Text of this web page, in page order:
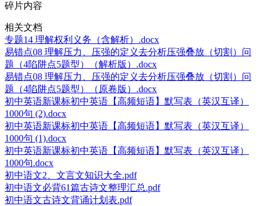
碎片内容
相关文档
专题14 理解权利义务（含解析）.docx
易错点08 理解压力、压强的定义去分析压强叠放（切割）问
题（4陷阱点5题型）（解析版）.docx
易错点08 理解压力、压强的定义去分析压强叠放（切割）问
题（4陷阱点5题型）（原卷版）.docx
初中英语新课标初中英语【高频短语】默写表（英汉互译）
1000句 (2).docx
初中英语新课标初中英语【高频短语】默写表（英汉互译）
1000句 (1).docx
初中英语新课标初中英语【高频短语】默写表（英汉互译）
1000句.docx
初中语文2、文言文知识大全.pdf
初中语文必背61篇古诗文整理汇总.pdf
初中语文古诗文背诵计划表.pdf